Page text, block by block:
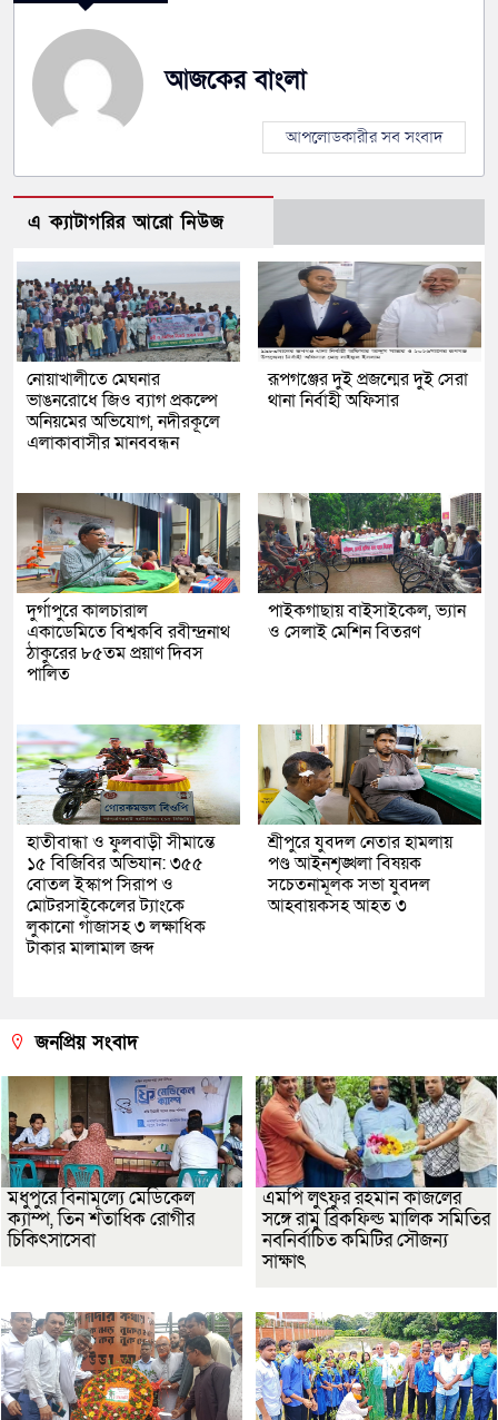
আজকের বাংলা
আপলোডকারীর সব সংবাদ
এ ক্যাটাগরির আরো নিউজ
নোয়াখালীতে মেঘনার
ভাঙনরোধে জিও ব্যাগ প্রকল্পে
অনিয়মের অভিযোগ, নদীরকূলে
এলাকাবাসীর মানববন্ধন
রূপগঞ্জের দুই প্রজন্মের দুই সেরা
থানা নির্বাহী অফিসার
দুর্গাপুরে কালচারাল
একাডেমিতে বিশ্বকবি রবীন্দ্রনাথ
ঠাকুরের ৮৫তম প্রয়াণ দিবস
পালিত
পাইকগাছায় বাইসাইকেল, ভ্যান
ও সেলাই মেশিন বিতরণ
হাতীবান্ধা ও ফুলবাড়ী সীমান্তে
১৫ বিজিবির অভিযান: ৩৫৫
বোতল ইস্কাপ সিরাপ ও
মোটরসাইকেলের ট্যাংকে
লুকানো গাঁজাসহ ৩ লক্ষাধিক
টাকার মালামাল জব্দ
শ্রীপুরে যুবদল নেতার হামলায়
পণ্ড আইনশৃঙ্খলা বিষয়ক
সচেতনামূলক সভা যুবদল
আহবায়কসহ আহত ৩
জনপ্রিয় সংবাদ
মধুপুরে বিনামূল্যে মেডিকেল
ক্যাম্প, তিন শতাধিক রোগীর
চিকিৎসাসেবা
এমপি লুৎফুর রহমান কাজলের
সঙ্গে রামু ব্রিকফিল্ড মালিক সমিতির
নবনির্বাচিত কমিটির সৌজন্য
সাক্ষাৎ